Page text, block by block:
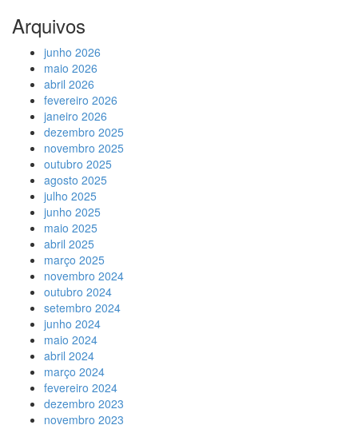
Arquivos
junho 2026
maio 2026
abril 2026
fevereiro 2026
janeiro 2026
dezembro 2025
novembro 2025
outubro 2025
agosto 2025
julho 2025
junho 2025
maio 2025
abril 2025
março 2025
novembro 2024
outubro 2024
setembro 2024
junho 2024
maio 2024
abril 2024
março 2024
fevereiro 2024
dezembro 2023
novembro 2023